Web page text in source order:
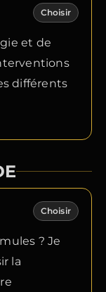
Choisir
et de
différents
Choisir
? Je
la